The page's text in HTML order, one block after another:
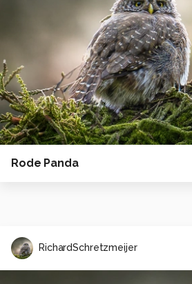
Rode Panda
RichardSchretzmeijer